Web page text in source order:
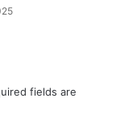
fields are